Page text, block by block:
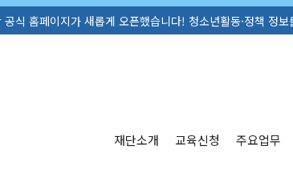
지가 새롭게 오픈했습니다! 청소년활동·정책 정보를 한눈
재단소개 교육신청 주요업무